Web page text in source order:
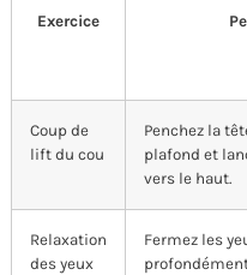
Exercice
Coup de
lift du cou
Penchez la
plafond et
vers le haut.
Relaxation
des yeux
Fermez les